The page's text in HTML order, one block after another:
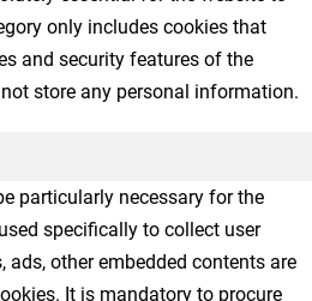
only includes cookies that
and security features of the
store any personal information.
particularly necessary for the
specifically to collect user
other embedded contents are
It is mandatory to procure